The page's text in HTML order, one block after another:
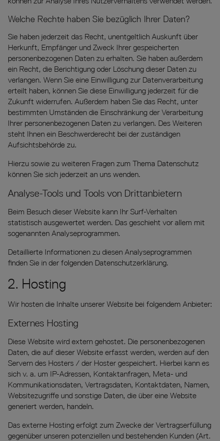
Welche Rechte haben Sie bezüglich Ihrer Daten?
Sie haben jederzeit das Recht, unentgeltlich Auskunft über
Herkunft, Empfänger und Zweck Ihrer gespeicherten
personenbezogenen Daten zu erhalten. Sie haben außerdem
ein Recht, die Berichtigung oder Löschung dieser Daten zu
verlangen. Wenn Sie eine Einwilligung zur Datenverarbeitung
erteilt haben, können Sie diese Einwilligung jederzeit für die
Zukunft widerrufen. Außerdem haben Sie das Recht, unter
bestimmten Umständen die Einschränkung der Verarbeitung
Ihrer personenbezogenen Daten zu verlangen. Des Weiteren
steht Ihnen ein Beschwerderecht bei der zuständigen
Aufsichtsbehörde zu.
Hierzu sowie zu weiteren Fragen zum Thema Datenschutz
können Sie sich jederzeit an uns wenden.
Analyse-Tools und Tools von Dritt­anbietern
Beim Besuch dieser Website kann Ihr Surf-Verhalten
statistisch ausgewertet werden. Das geschieht vor allem mit
sogenannten Analyseprogrammen.
Detaillierte Informationen zu diesen Analyseprogrammen
finden Sie in der folgenden Datenschutzerklärung.
2. Hosting
Wir hosten die Inhalte unserer Website bei folgendem Anbieter:
Externes Hosting
Diese Website wird extern gehostet. Die personenbezogenen
Daten, die auf dieser Website erfasst werden, werden auf den
Servern des Hosters / der Hoster gespeichert. Hierbei kann es
sich v. a. um IP-Adressen, Kontaktanfragen, Meta- und
Kommunikationsdaten, Vertragsdaten, Kontaktdaten, Namen,
Websitezugriffe und sonstige Daten, die über eine Website
generiert werden, handeln.
Das externe Hosting erfolgt zum Zwecke der Vertragserfüllung
gegenüber unseren potenziellen und bestehenden Kunden (Art.